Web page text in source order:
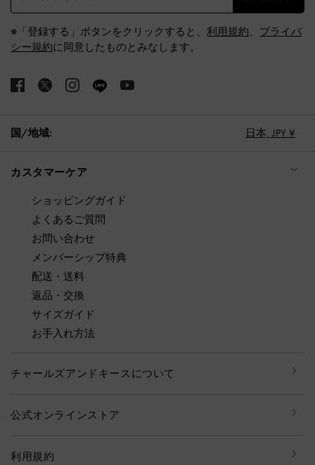
※「登録する」ボタンをクリックすると、 利用規約、 プライバ
シー規約に同意したものとみなします。
国/地域: 日本, JPY ¥
カスタマーケア
ショッピングガイド
よくあるご質問
お問い合わせ
メンバーシップ特典
配送・送料
返品・交換
サイズガイド
お手入れ方法
チャールズアンドキースについて
公式オンラインストア
利用規約